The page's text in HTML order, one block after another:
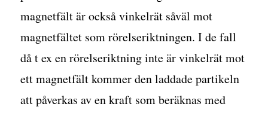
magnetfält är också vinkelrät såväl mot
magnetfältet som rörelseriktningen. I de fall
då t ex en rörelseriktning inte är vinkelrät mot
ett magnetfält kommer den laddade partikeln
att påverkas av en kraft som beräknas med